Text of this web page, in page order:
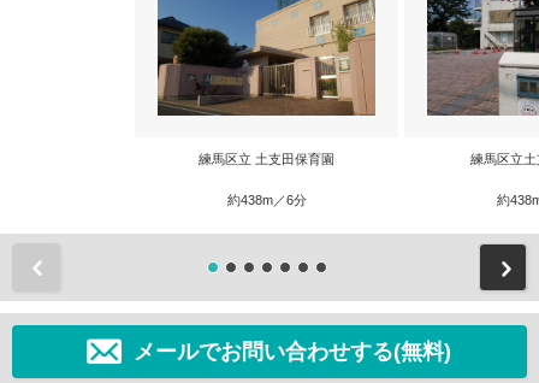
練馬区立 土支田保育園
約438m／6分
練馬区立
約
メールでお問い合わせする(無料)